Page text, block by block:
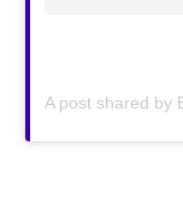
A post shared by